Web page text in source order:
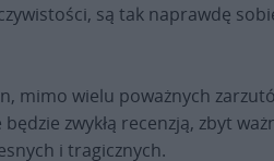
są tak naprawdę
mimo wielu poważnych
zwykłą recenzją, zbyt
i tragicznych.